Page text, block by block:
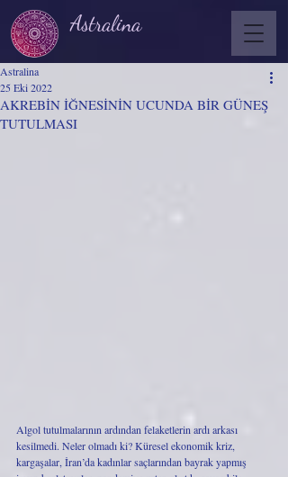
Astralina
AKREBİN İĞNESİNİN UCUNDA BİR GÜNEŞ
TUTULMASI
Astralina
25 Eki 2022
Algol tutulmalarının ardından felaketlerin ardı arkası
kesilmedi. Neler olmadı ki? Küresel ekonomik kriz,
kargaşalar, İran’da kadınlar saçlarından bayrak yapmış